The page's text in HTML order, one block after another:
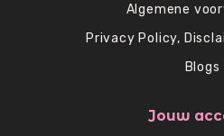
Algemene
Privacy Policy,
Blogs
Jouw